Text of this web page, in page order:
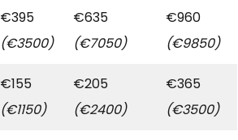
€395
(€3500)
€635
(€7050)
€960
(€9850)
€155
(€1150)
€205
(€2400)
€365
(€3500)